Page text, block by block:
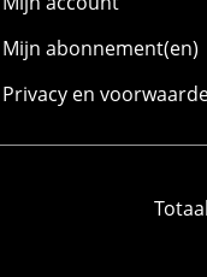
Mijn abonnement(en)
Privacy en